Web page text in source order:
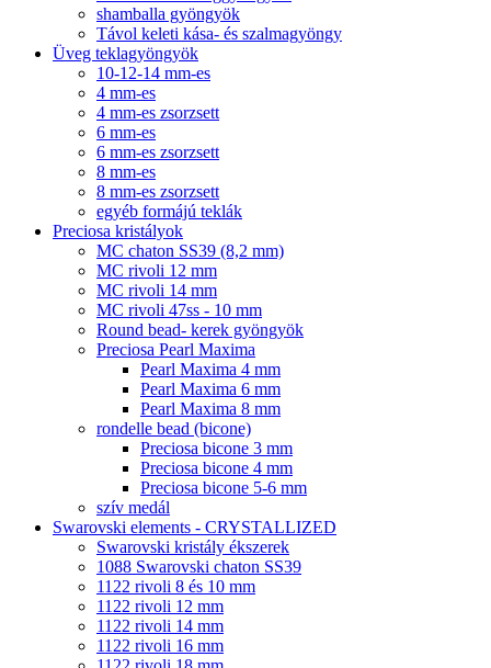
shamballa gyöngyök
Távol keleti kása- és szalmagyöngy
Üveg teklagyöngyök
10-12-14 mm-es
4 mm-es
4 mm-es zsorzsett
6 mm-es
6 mm-es zsorzsett
8 mm-es
8 mm-es zsorzsett
egyéb formájú teklák
Preciosa kristályok
MC chaton SS39 (8,2 mm)
MC rivoli 12 mm
MC rivoli 14 mm
MC rivoli 47ss - 10 mm
Round bead- kerek gyöngyök
Preciosa Pearl Maxima
Pearl Maxima 4 mm
Pearl Maxima 6 mm
Pearl Maxima 8 mm
rondelle bead (bicone)
Preciosa bicone 3 mm
Preciosa bicone 4 mm
Preciosa bicone 5-6 mm
szív medál
Swarovski elements - CRYSTALLIZED
Swarovski kristály ékszerek
1088 Swarovski chaton SS39
1122 rivoli 8 és 10 mm
1122 rivoli 12 mm
1122 rivoli 14 mm
1122 rivoli 16 mm